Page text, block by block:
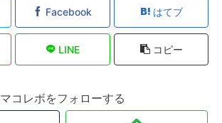
Facebook はてブ
LINE コピー
マコレボをフォローする